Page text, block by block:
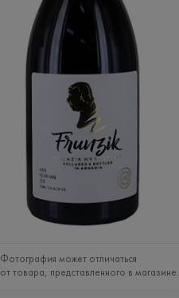
Фотография может отличаться
от товара, представленного в магазине.